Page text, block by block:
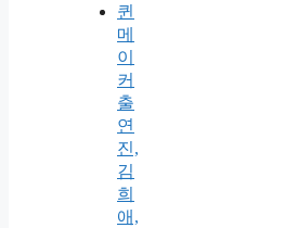
퀸
메
이
커
출
연
진,
김
희
애,